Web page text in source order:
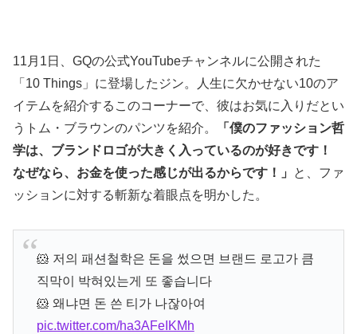
11月1日、GQの公式YouTubeチャンネルに公開された
「10 Things」に登場したジン。人生に欠かせない10のア
イテムを紹介するこのコーナーで、彼はお気に入りだとい
うトム・ブラウンのパンツを紹介。
「僕のファッション哲
学は、ブランドロゴが大きく入っているのが好きです！
なぜなら、お金を使った感じが出るからです！」
と、ファ
ッションに対する斬新な着眼点を明かした。
🐹 저의 패션철학은 돈을 썼으면 브랜드 로고가 큼
직막이 박혀있는게 또 좋습니다
🐹 왜냐면 돈 쓴 티가 나잖아여
pic.twitter.com/ha3AFeIKMh